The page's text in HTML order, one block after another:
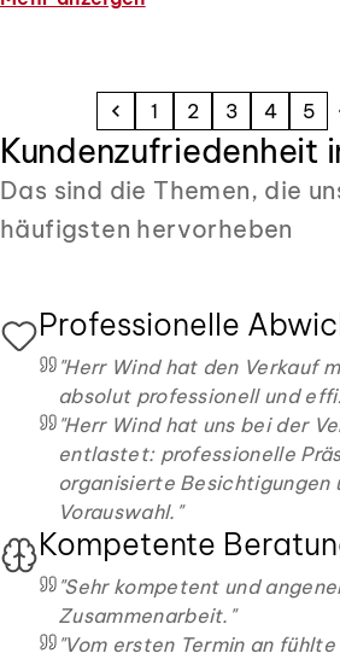
Professionell erstellte,
mich davon überzeugt in besten
Festsetzung des Mietpreises, die
Mietinteressenten sowie die
Durchführung der
meiner höchsten Zufriedenheit und
Berücksichtigung meiner Vorgaben
jederzeit erreichbar - Rückfragen
beantwortet, auch außerhalb der
Darüber hinaus hat mich Herr
einer Immobilie beratend und
gestanden. Sein Fachkenntnis
haben mir sehr geholfen.
Gerne empfehle ich Herrn Wind
und bedanke mich herzlich für die
Zusammenarbeit.
1 2 3 4 5
Kundenzufriedenheit
Das sind die Themen, die
häufigsten hervorheben
Professionelle
"Herr Wind hat den Verkauf
absolut professionell und
"Herr Wind hat uns bei der
entlastet: professionelle
organisierte Besichtigungen
Vorauswahl. "
Kompetente
"Sehr kompetent und
Zusammenarbeit. "
"Vom ersten Termin an